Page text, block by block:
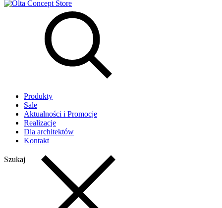
Produkty
Sale
Aktualności i Promocje
Realizacje
Dla architektów
Kontakt
Szukaj